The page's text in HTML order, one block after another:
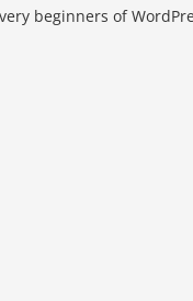
beginners of